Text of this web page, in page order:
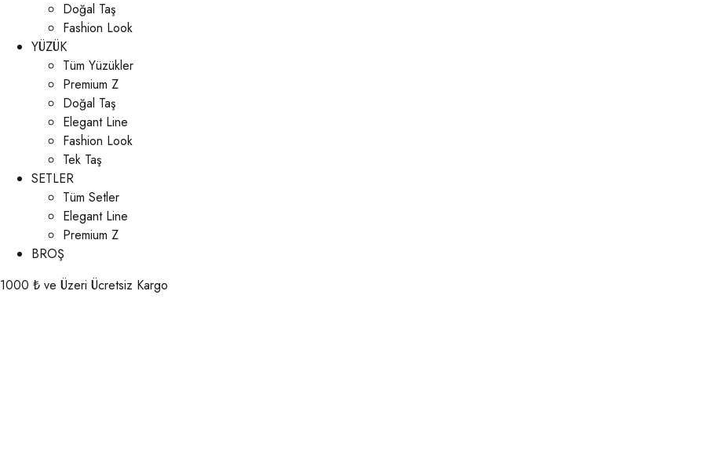
Doğal Taş
Fashion Look
YÜZÜK
Tüm Yüzükler
Premium Z
Doğal Taş
Elegant Line
Fashion Look
Tek Taş
SETLER
Tüm Setler
Elegant Line
Premium Z
BROŞ
1000 ₺ ve Üzeri Ücretsiz Kargo